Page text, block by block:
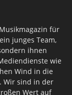
für
junges Team,
ihnen
wie
Wind in die
Wir sind in der
Wert auf